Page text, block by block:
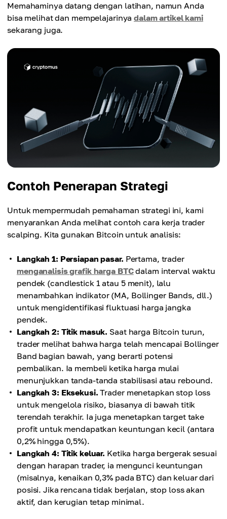
Memahaminya datang dengan latihan, namun Anda
bisa melihat dan mempelajarinyadalam artikel kami
sekarang juga.
Contoh Penerapan Strategi
Untuk mempermudah pemahaman strategi ini, kami
menyarankan Anda melihat contoh cara kerja trader
scalping. Kita gunakan Bitcoin untuk analisis:
Langkah 1: Persiapan pasar. Pertama, trader
menganalisis grafik harga BTCdalam interval waktu
pendek (candlestick 1 atau 5 menit), lalu
menambahkan indikator (MA, Bollinger Bands, dll.)
untuk mengidentifikasi fluktuasi harga jangka
pendek.
Langkah 2: Titik masuk. Saat harga Bitcoin turun,
trader melihat bahwa harga telah mencapai Bollinger
Band bagian bawah, yang berarti potensi
pembalikan. Ia membeli ketika harga mulai
menunjukkan tanda-tanda stabilisasi atau rebound.
Langkah 3: Eksekusi. Trader menetapkan stop loss
untuk mengelola risiko, biasanya di bawah titik
terendah terakhir. Ia juga menetapkan target take
profit untuk mendapatkan keuntungan kecil (antara
0,2% hingga 0,5%).
Langkah 4: Titik keluar. Ketika harga bergerak sesuai
dengan harapan trader, ia mengunci keuntungan
(misalnya, kenaikan 0,3% pada BTC) dan keluar dari
posisi. Jika rencana tidak berjalan, stop loss akan
aktif, dan kerugian tetap minimal.